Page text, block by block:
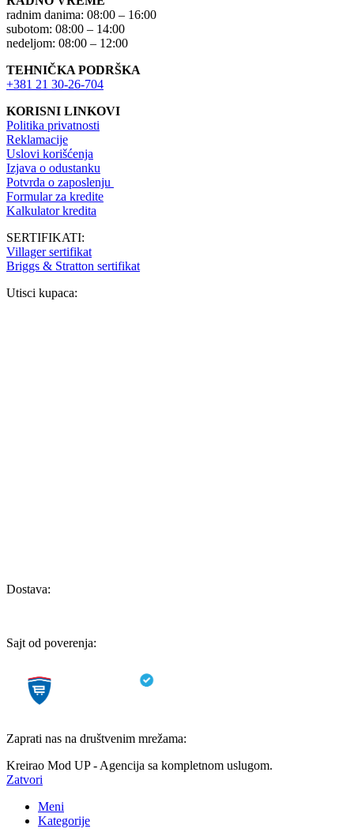
radnim danima: 08:00 – 16:00
subotom: 08:00 – 14:00
nedeljom: 08:00 – 12:00
TEHNIČKA PODRŠKA
+381 21 30-26-704
KORISNI LINKOVI
Politika privatnosti
Reklamacije
Uslovi korišćenja
Izjava o odustanku
Potvrda o zaposlenju
Formular za kredite
Kalkulator kredita
SERTIFIKATI:
Villager sertifikat
Briggs & Stratton sertifikat
Utisci kupaca:
Dostava:
Sajt od poverenja:
Zaprati nas na društvenim mrežama:
Kreirao Mod UP - Agencija sa kompletnom uslugom.
Zatvori
Meni
Kategorije